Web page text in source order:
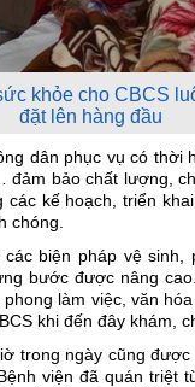
khỏe cho CBCS
đặt lên hàng đầu
dân phục vụ có thời
bảo chất lượng,
kế hoạch, triển
chóng.
biện pháp vệ
bước được nâng
làm việc, văn
khi đến đây khám,
trong ngày cũng
viện đã quán triệt